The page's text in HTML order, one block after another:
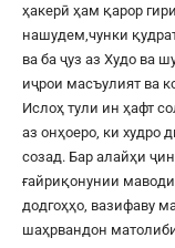
ҳакерӣ ҳам қарор
нашудем,чунки
ва ба ҷуз аз Худо ва
иҷрои масъулият ва
Ислоҳ тули ин ҳафт
аз онҳоеро, ки худро
созад. Бар алайҳи
ғайриқонунии
додгоҳҳо, вазифаву
шаҳрвандон